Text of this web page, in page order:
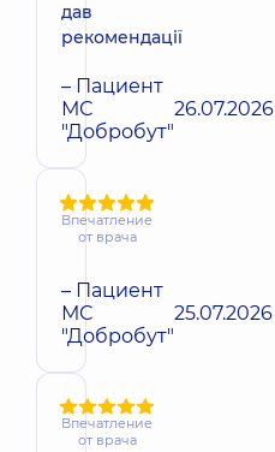
дав
рекомендації
– Пациент
МС
"Добробут"
26.07.2026
Впечатление
от врача
– Пациент
МС
"Добробут"
25.07.2026
Впечатление
от врача